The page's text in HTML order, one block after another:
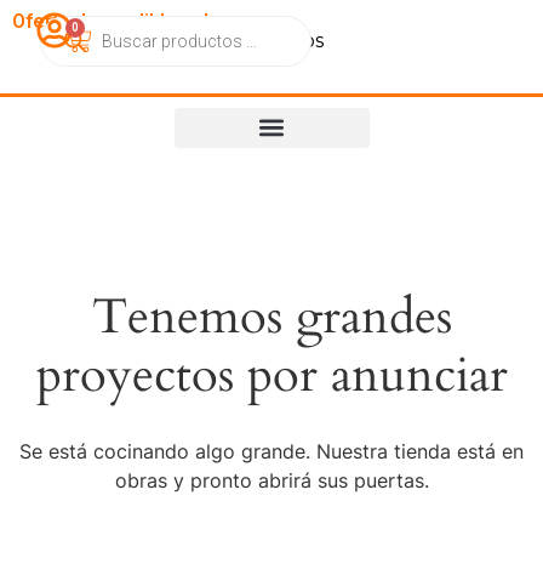
OfertasImperdibles.cl
CatálogoContactoNosotros
0
Tenemos grandes
proyectos por anunciar
Se está cocinando algo grande. Nuestra tienda está en
obras y pronto abrirá sus puertas.